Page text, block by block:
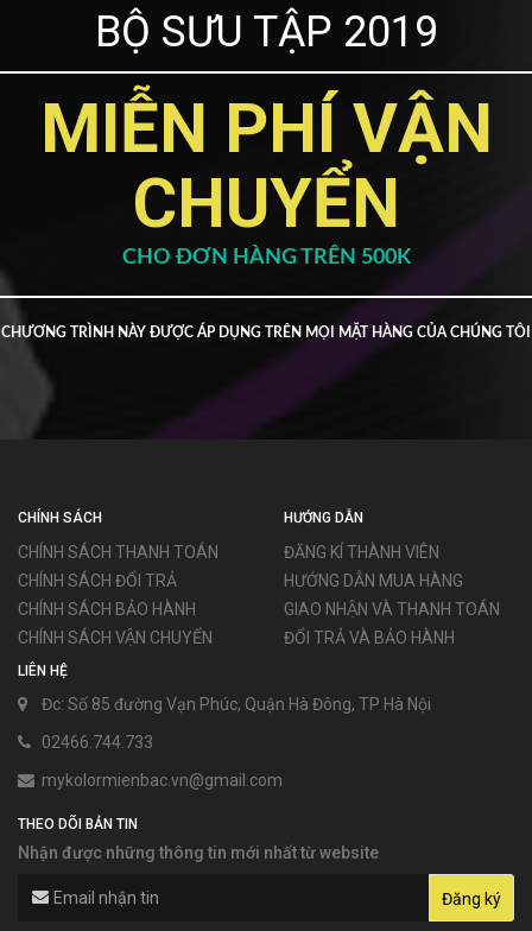
BỘ SƯU TẬP 2019
MIỄN PHÍ VẬN
CHUYỂN
CHO ĐƠN HÀNG TRÊN 500K
CHƯƠNG TRÌNH NÀY ĐƯỢC ÁP DỤNG TRÊN MỌI MẶT HÀNG CỦA CHÚNG TÔI
CHÍNH SÁCH
CHÍNH SÁCH THANH TOÁN
CHÍNH SÁCH ĐỔI TRẢ
CHÍNH SÁCH BẢO HÀNH
CHÍNH SÁCH VẬN CHUYỂN
HƯỚNG DẪN
ĐĂNG KÍ THÀNH VIÊN
HƯỚNG DẪN MUA HÀNG
GIAO NHẬN VÀ THANH TOÁN
ĐỔI TRẢ VÀ BẢO HÀNH
LIÊN HỆ
Đc: Số 85 đường Vạn Phúc, Quận Hà Đông, TP Hà Nội
02466.744.733
mykolormienbac.vn@gmail.com
THEO DÕI BẢN TIN
Nhận được những thông tin mới nhất từ website